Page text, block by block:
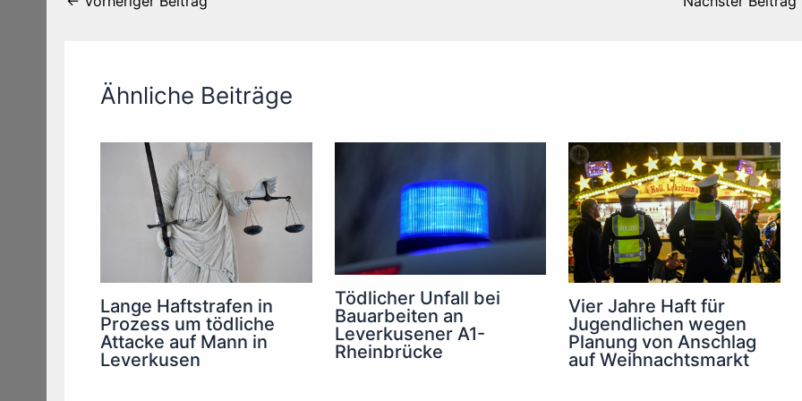
Ähnliche Beiträge
Lange Haftstrafen in
Prozess um tödliche
Attacke auf Mann in
Leverkusen
Tödlicher Unfall bei
Bauarbeiten an
Leverkusener A1-
Rheinbrücke
Vier Jahre Haft für
Jugendlichen wegen
Planung von Anschlag
auf Weihnachtsmarkt